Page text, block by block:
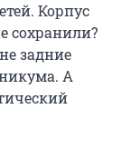
Корпус
сохранили?
задние
А